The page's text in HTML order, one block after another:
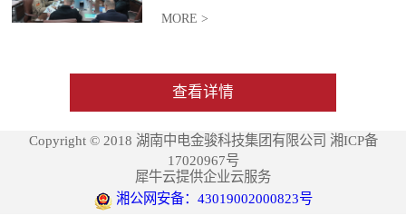
MORE >
查看详情
Copyright © 2018 湖南中电金骏科技集团有限公司 湘ICP备
17020967号
犀牛云提供企业云服务
湘公网安备：43019002000823号